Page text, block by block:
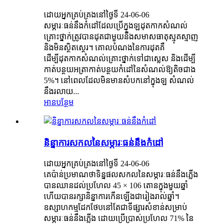
ដោយអ្នកគ្រប់គ្រងនៅថ្ងៃទី 24-06-06
សម្ភារៈធន់នឹងកំដៅដែលប្រើក្នុងឡដុតកាកសំណល់
គ្រោះថ្នាក់ត្រូវបានដុតជាមួយនឹងសមាសធាតុស្មុគស្មាញ
និងមិនស្ថិតស្ថេរ។ គោលបំណងនៃការដុតគឺ
ដើម្បីដុតកាកសំណល់គ្រោះថ្នាក់ទៅជាស្លេស និងដើម្បី
កាត់បន្ថយអត្រាកាត់បន្ថយកំដៅនៃសំណល់ឱ្យតិចជាង
5%។ នៅពេលដែលមិនមានសំបកនៅក្នុងឡ សំណល់
នឹងរលាយ...
អានបន្ថែម
និន្នាការសកលនៃសម្ភារៈធន់នឹងកំដៅ
ដោយអ្នកគ្រប់គ្រងនៅថ្ងៃទី 24-06-06
គេប៉ាន់ប្រមាណថាទិន្នផលសកលនៃសម្ភារៈធន់នឹងភ្លើង
បានឈានដល់ប្រហែល 45 × 106 តោនក្នុងមួយឆ្នាំ
ហើយបានរក្សានិន្នាការកើនឡើងជារៀងរាល់ឆ្នាំ។
ឧស្សាហកម្មដែកថែបនៅតែជាទីផ្សារសំខាន់សម្រាប់
សម្ភារៈធន់នឹងភ្លើង ដោយប្រើប្រាស់ប្រហែល 71% នៃ